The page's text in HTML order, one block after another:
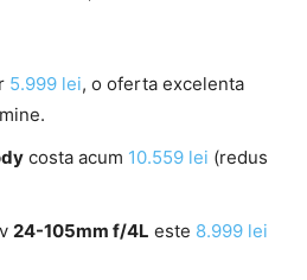
5.999 lei, o oferta excelenta
costa acum 10.559 lei (redus
24-105mm f/4L este 8.999 lei